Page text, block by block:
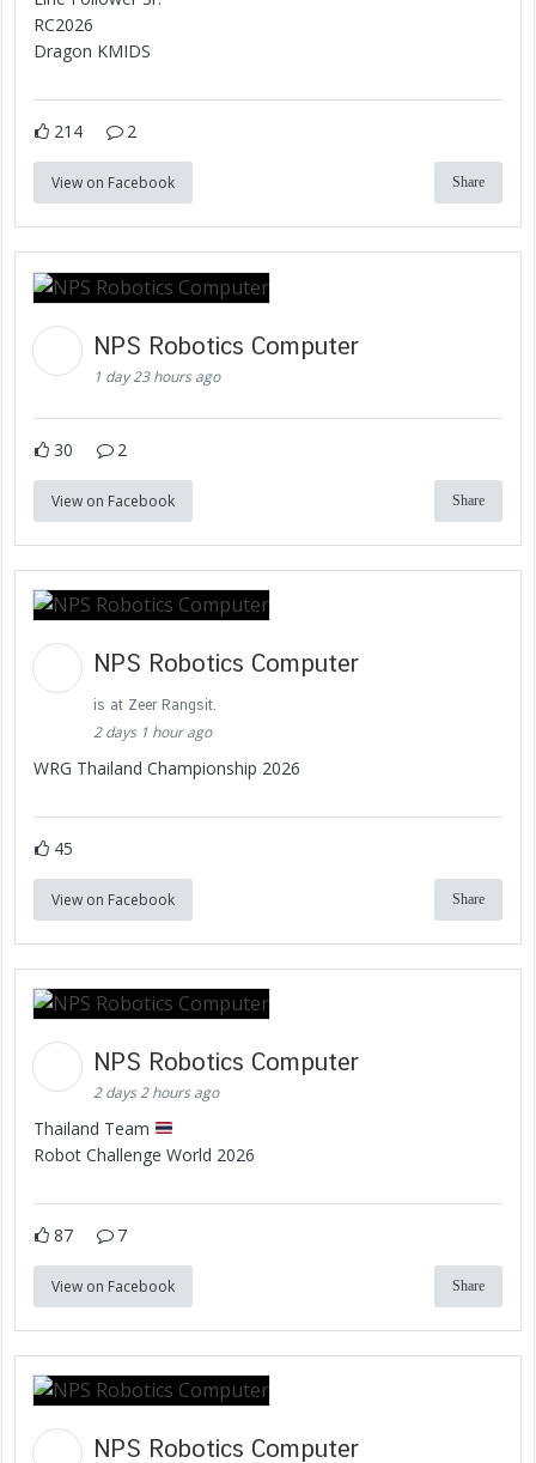
RC2026
Dragon KMIDS
214 2
View on Facebook Share
NPS Robotics Computer
1 day 23 hours ago
30 2
View on Facebook Share
NPS Robotics Computer
is at Zeer Rangsit.
2 days 1 hour ago
WRG Thailand Championship 2026
45
View on Facebook Share
NPS Robotics Computer
2 days 2 hours ago
Thailand Team
Robot Challenge World 2026
87 7
View on Facebook Share
NPS Robotics Computer